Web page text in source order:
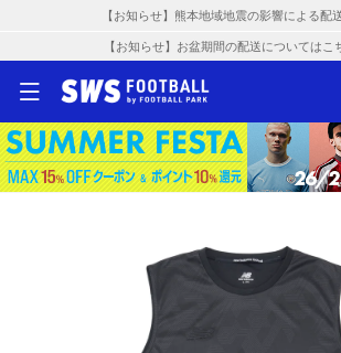
【お知らせ】熊本地域地震の影響による配
【お知らせ】お盆期間の配送についてはこ